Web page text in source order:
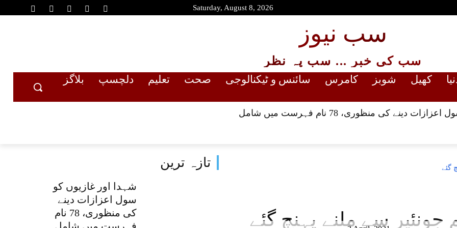
Saturday, August 8, 2026
سب نیوز
سب کی خبر ... سب پہ نظر
کھیل شوبز کامرس سائنس و ٹیکنالوجی صحت تعلیم دلچسپ
بلاگز
دینے کی منظوری، 78 نام فہرست میں شامل
تازہ ترین
شہدا اور غازیوں کو
سول اعزازات دینے
کی منظوری، 78 نام
گئے
سے ملنے پہنچ گئے